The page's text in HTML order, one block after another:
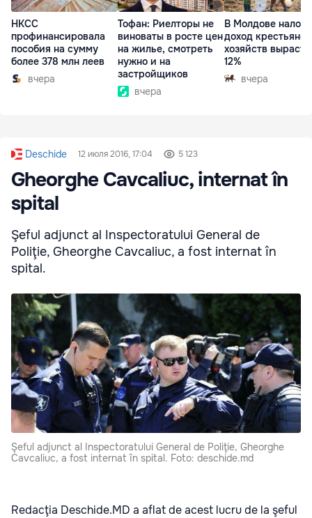
НКСС
профинансировала
пособия на сумму
более 378 млн леев
вчера
Тофан: Риелторы не
виноваты в росте цен
на жилье, смотреть
нужно и на
застройщиков
вчера
В Молдове налог
доход
хозяйств
12%
вчера
Deschide 12 июля 2016, 17:04 5 123
Gheorghe Cavcaliuc, internat în
spital
Şeful adjunct al Inspectoratului General de
Poliţie, Gheorghe Cavcaliuc, a fost internat în
spital.
Şeful adjunct al Inspectoratului General de Poliţie, Gheorghe
Cavcaliuc, a fost internat în spital. Foto: deschide.md
Redacţia Deschide.MD a aflat de acest lucru de la şeful